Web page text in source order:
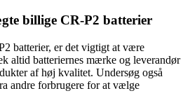
billige CR-P2 batterier
batterier, er det vigtigt at være
altid batteriernes mærke og leverandør
af høj kvalitet. Undersøg også
andre forbrugere for at vælge